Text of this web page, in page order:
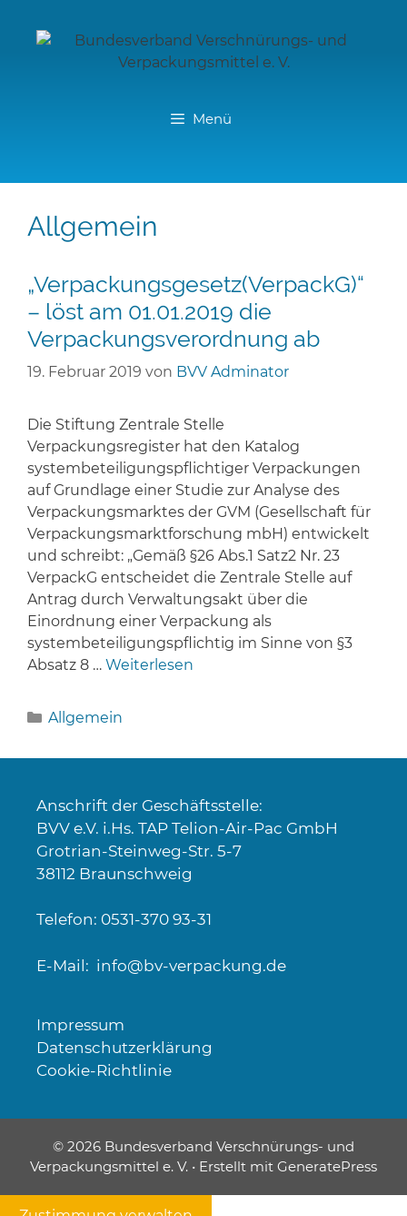
springen
Menü
Allgemein
„Verpackungsgesetz(VerpackG)“
– löst am 01.01.2019 die
Verpackungsverordnung ab
19. Februar 2019 von BVV Adminator
Die Stiftung Zentrale Stelle
Verpackungsregister hat den Katalog
systembeteiligungspflichtiger Verpackungen
auf Grundlage einer Studie zur Analyse des
Verpackungsmarktes der GVM (Gesellschaft für
Verpackungsmarktforschung mbH) entwickelt
und schreibt: „Gemäß §26 Abs.1 Satz2 Nr. 23
VerpackG entscheidet die Zentrale Stelle auf
Antrag durch Verwaltungsakt über die
Einordnung einer Verpackung als
systembeteiligungspflichtig im Sinne von §3
Absatz 8 … Weiterlesen
Kategorien
Allgemein
Anschrift der Geschäftsstelle:
BVV e.V. i.Hs. TAP Telion-Air-Pac GmbH
Grotrian-Steinweg-Str. 5-7
38112 Braunschweig
Telefon: 0531-370 93-31
E-Mail: info@bv-verpackung.de
Impressum
Datenschutzerklärung
Cookie-Richtlinie
© 2026 Bundesverband Verschnürungs- und
Verpackungsmittel e. V. • Erstellt mit GeneratePress